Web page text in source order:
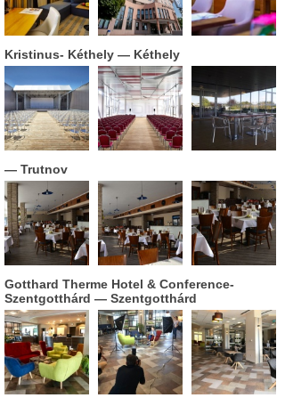
Kristinus- Kéthely — Kéthely
— Trutnov
Gotthard Therme Hotel & Conference-
Szentgotthárd — Szentgotthárd